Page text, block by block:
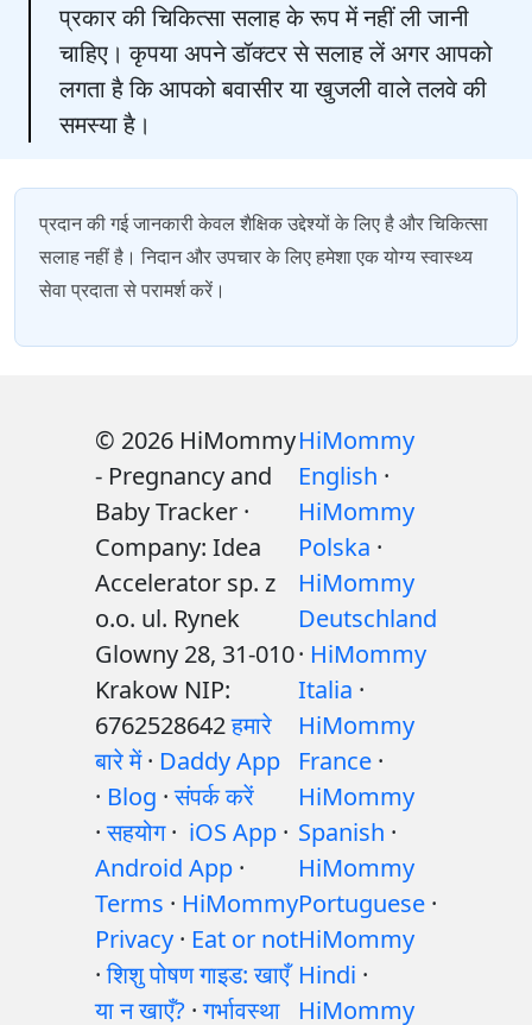
प्रकार की चिकित्सा सलाह के रूप में नहीं ली जानी
चाहिए। कृपया अपने डॉक्टर से सलाह लें अगर आपको
लगता है कि आपको बवासीर या खुजली वाले तलवे की
समस्या है।
प्रदान की गई जानकारी केवल शैक्षिक उद्देश्यों के लिए है और चिकित्सा
सलाह नहीं है। निदान और उपचार के लिए हमेशा एक योग्य स्वास्थ्य
सेवा प्रदाता से परामर्श करें।
© 2026 HiMommy
- Pregnancy and
Baby Tracker ·
Company: Idea
Accelerator sp. z
o.o. ul. Rynek
Glowny 28, 31-010
Krakow NIP:
6762528642हमारे
बारे में· Daddy App
· Blog ·संपर्क करें
·सहयोग· iOS App ·
Android App ·
Terms · HiMommy
Privacy · Eat or not
·शिशु पोषण गाइड: खाएँ
या न खाएँ? ·गर्भावस्था
HiMommy
English ·
HiMommy
Polska ·
HiMommy
Deutschland
· HiMommy
Italia ·
HiMommy
France ·
HiMommy
Spanish ·
HiMommy
Portuguese ·
HiMommy
Hindi ·
HiMommy